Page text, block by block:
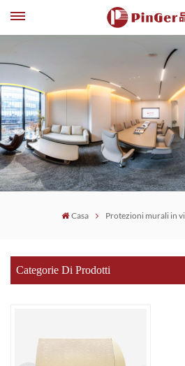
Casa Protezioni murali in
Categorie Di Prodotti